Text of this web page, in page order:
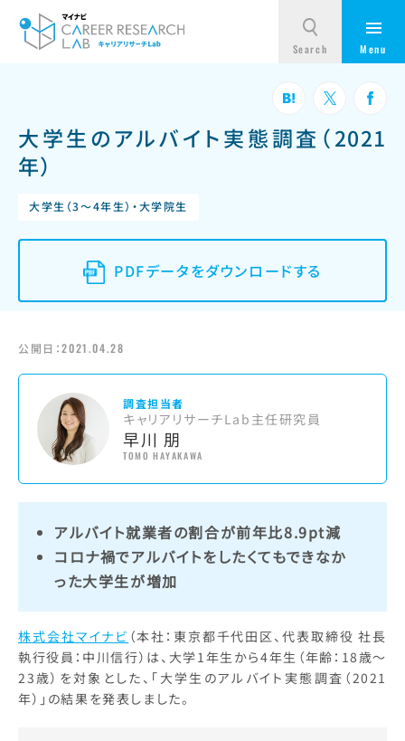
大学生のアルバイト実態調査（2021
年）
大学生（3～4年生）・大学院生
PDFデータをダウンロードする
公開日：2021.04.28
調査担当者
キャリアリサーチLab主任研究員
早川 朋
TOMO HAYAKAWA
アルバイト就業者の割合が前年比8.9pt減
コロナ禍でアルバイトをしたくてもできなか
った大学生が増加
株式会社マイナビ （本社：東京都千代田区、代表取締役 社長
執行役員：中川信行）は、大学1年生から4年生（年齢：18歳～
23歳）を対象とした、「大学生のアルバイト実態調査（2021
年）」の結果を発表しました。